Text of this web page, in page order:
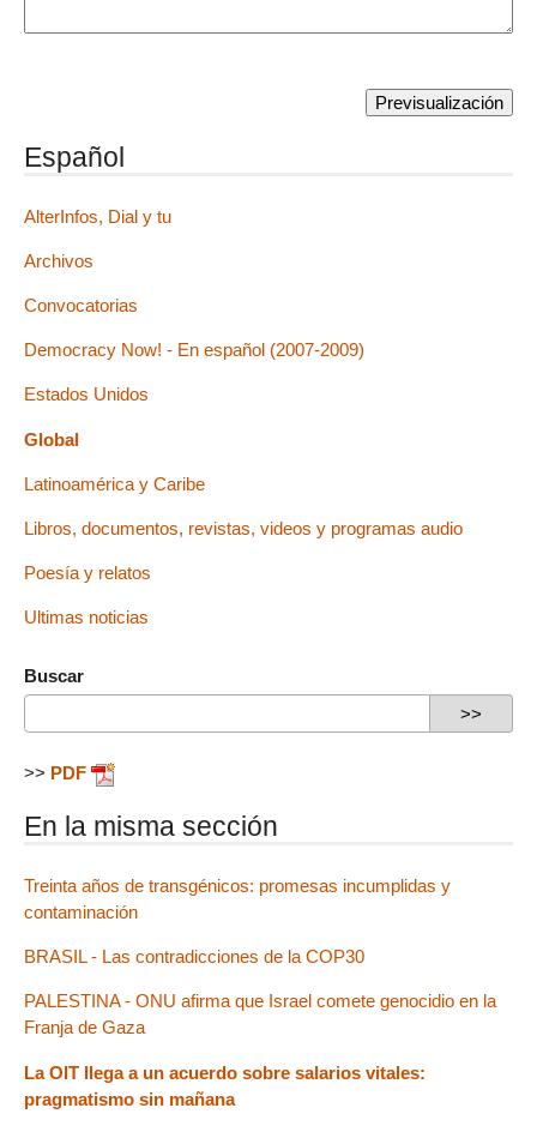
Español
AlterInfos, Dial y tu
Archivos
Convocatorias
Democracy Now! - En español (2007-2009)
Estados Unidos
Global
Latinoamérica y Caribe
Libros, documentos, revistas, videos y programas audio
Poesía y relatos
Ultimas noticias
Buscar
>> PDF
En la misma sección
Treinta años de transgénicos: promesas incumplidas y
contaminación
BRASIL - Las contradicciones de la COP30
PALESTINA - ONU afirma que Israel comete genocidio en la
Franja de Gaza
La OIT llega a un acuerdo sobre salarios vitales:
pragmatismo sin mañana